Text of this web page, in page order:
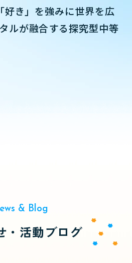
「好き」を強みに世界を広
ルが融合する探究型中等
& Blog
・活動ブログ